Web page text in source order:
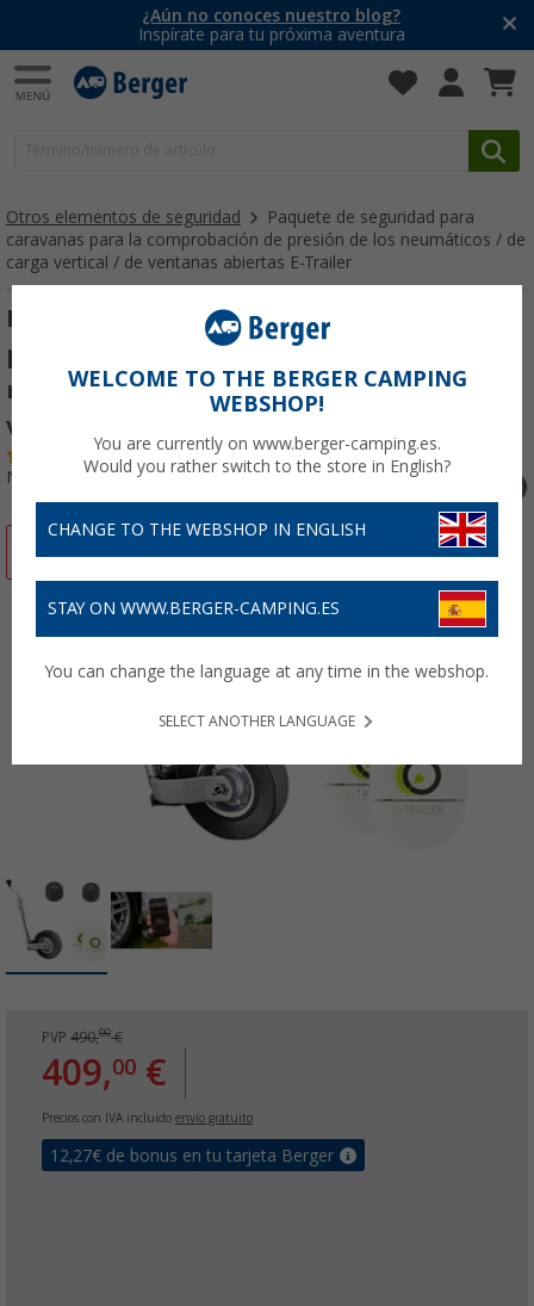
¿Aún no conoces nuestro blog?
Inspírate para tu próxima aventura
Otros elementos de seguridad
Paquete de seguridad para
caravanas para la comprobación de presión de los neumáticos / de
carga vertical / de ventanas abiertas E-Trailer
Paquete de seguridad para caravanas
para la comprobación de presión de los
neumáticos / de carga vertical / de
ventanas abiertas E-Trailer
(1)
Nº de artículo 463305
-16%
PVP 490,00€
409,00 €
Precios con IVA incluido envío gratuito
12,27€ de bonus en tu tarjeta Berger
WELCOME TO THE BERGER CAMPING
WEBSHOP!
You are currently on www.berger-camping.es.
Would you rather switch to the store in English?
CHANGE TO THE WEBSHOP IN ENGLISH
STAY ON WWW.BERGER-CAMPING.ES
You can change the language at any time in the webshop.
SELECT ANOTHER LANGUAGE